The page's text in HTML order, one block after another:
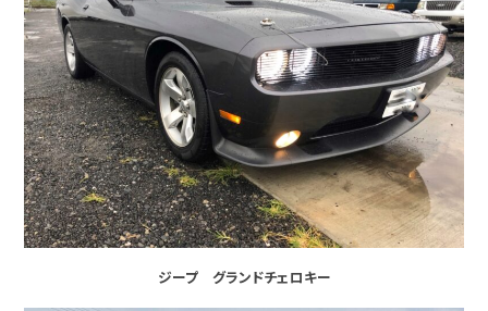
ジープ グランドチェロキー